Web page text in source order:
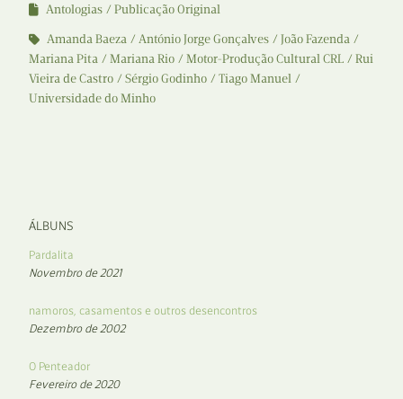
Antologias
Publicação Original
Amanda Baeza
António Jorge Gonçalves
João Fazenda
Mariana Pita
Mariana Rio Motor-Produção Cultural CRL
Rui
Vieira de Castro
Sérgio Godinho
Tiago Manuel
Universidade do Minho
ÁLBUNS
Pardalita
Novembro de 2021
namoros, casamentos e outros desencontros
Dezembro de 2002
O Penteador
Fevereiro de 2020